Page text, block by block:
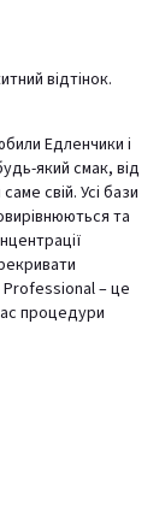
відтінок.
Едленчики і
який смак, від
свій. Усі бази
та
Professional – це
процедури